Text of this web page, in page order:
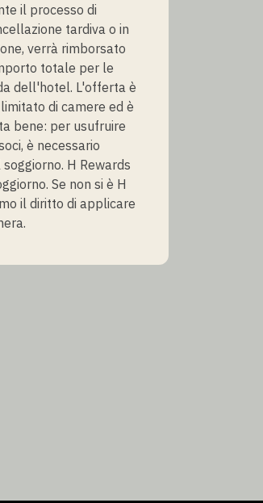
il processo di
tardiva o in
verrà rimborsato
totale per le
dell'hotel. L'offerta è
di camere ed è
bene: per usufruire
è necessario
H Rewards
Se non si è H
il diritto di applicare